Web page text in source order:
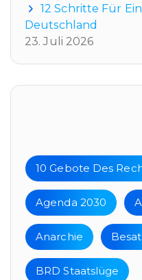
12 Schritte Für
Deutschland
23. Juli 2026
10 Gebote Des
Agenda 2030
Anarchie
BRD Staatslüge